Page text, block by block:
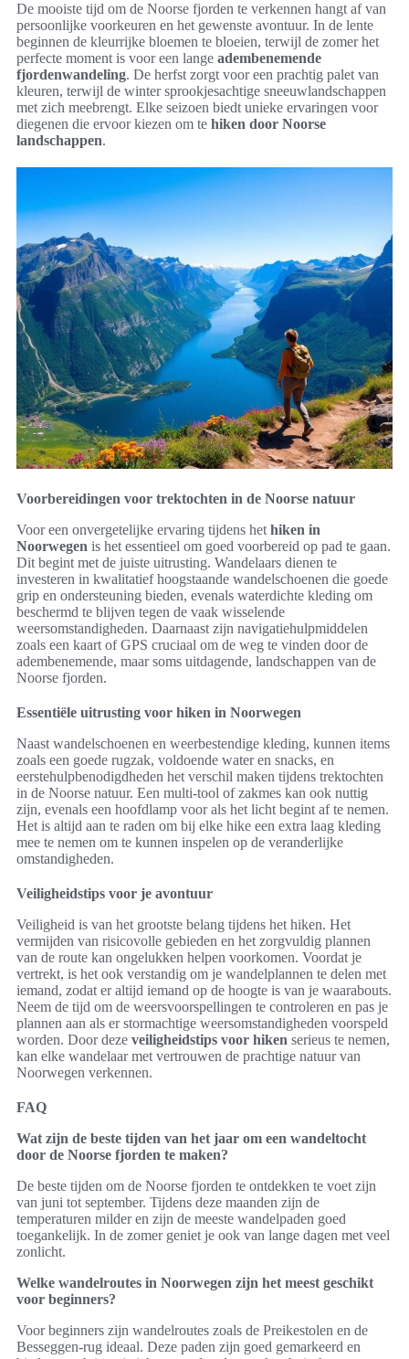
De mooiste tijd om de Noorse fjorden te verkennen hangt af van
persoonlijke voorkeuren en het gewenste avontuur. In de lente
beginnen de kleurrijke bloemen te bloeien, terwijl de zomer het
perfecte moment is voor een lange adembenemende
fjordenwandeling. De herfst zorgt voor een prachtig palet van
kleuren, terwijl de winter sprookjesachtige sneeuwlandschappen
met zich meebrengt. Elke seizoen biedt unieke ervaringen voor
diegenen die ervoor kiezen om te hiken door Noorse
landschappen.
Voorbereidingen voor trektochten in de Noorse natuur
Voor een onvergetelijke ervaring tijdens het hiken in
Noorwegen is het essentieel om goed voorbereid op pad te gaan.
Dit begint met de juiste uitrusting. Wandelaars dienen te
investeren in kwalitatief hoogstaande wandelschoenen die goede
grip en ondersteuning bieden, evenals waterdichte kleding om
beschermd te blijven tegen de vaak wisselende
weersomstandigheden. Daarnaast zijn navigatiehulpmiddelen
zoals een kaart of GPS cruciaal om de weg te vinden door de
adembenemende, maar soms uitdagende, landschappen van de
Noorse fjorden.
Essentiële uitrusting voor hiken in Noorwegen
Naast wandelschoenen en weerbestendige kleding, kunnen items
zoals een goede rugzak, voldoende water en snacks, en
eerstehulpbenodigdheden het verschil maken tijdens trektochten
in de Noorse natuur. Een multi-tool of zakmes kan ook nuttig
zijn, evenals een hoofdlamp voor als het licht begint af te nemen.
Het is altijd aan te raden om bij elke hike een extra laag kleding
mee te nemen om te kunnen inspelen op de veranderlijke
omstandigheden.
Veiligheidstips voor je avontuur
Veiligheid is van het grootste belang tijdens het hiken. Het
vermijden van risicovolle gebieden en het zorgvuldig plannen
van de route kan ongelukken helpen voorkomen. Voordat je
vertrekt, is het ook verstandig om je wandelplannen te delen met
iemand, zodat er altijd iemand op de hoogte is van je waarabouts.
Neem de tijd om de weersvoorspellingen te controleren en pas je
plannen aan als er stormachtige weersomstandigheden voorspeld
worden. Door deze veiligheidstips voor hiken serieus te nemen,
kan elke wandelaar met vertrouwen de prachtige natuur van
Noorwegen verkennen.
FAQ
Wat zijn de beste tijden van het jaar om een wandeltocht
door de Noorse fjorden te maken?
De beste tijden om de Noorse fjorden te ontdekken te voet zijn
van juni tot september. Tijdens deze maanden zijn de
temperaturen milder en zijn de meeste wandelpaden goed
toegankelijk. In de zomer geniet je ook van lange dagen met veel
zonlicht.
Welke wandelroutes in Noorwegen zijn het meest geschikt
voor beginners?
Voor beginners zijn wandelroutes zoals de Preikestolen en de
Besseggen-rug ideaal. Deze paden zijn goed gemarkeerd en